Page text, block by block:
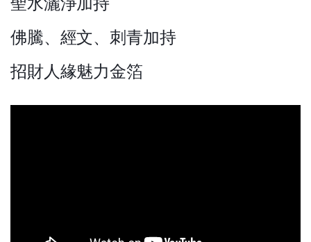
佛騰、經文、刺青加持
招財人緣魅力金箔